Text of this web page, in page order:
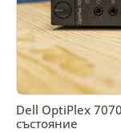
Dell OptiPlex
състояние